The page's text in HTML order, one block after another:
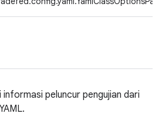
informasi peluncur pengujian dari